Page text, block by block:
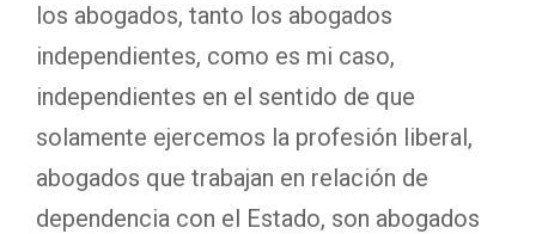
los abogados, tanto los abogados
independientes, como es mi caso,
independientes en el sentido de que
solamente ejercemos la profesión liberal,
abogados que trabajan en relación de
dependencia con el Estado, son abogados